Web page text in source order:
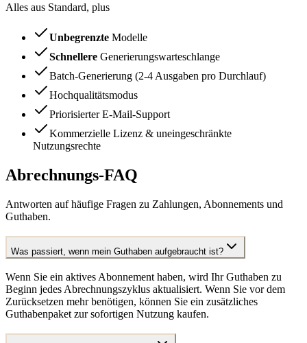
Alles aus Standard, plus
Unbegrenzte Modelle
Schnellere Generierungswarteschlange
Batch-Generierung (2-4 Ausgaben pro Durchlauf)
Hochqualitätsmodus
Priorisierter E-Mail-Support
Kommerzielle Lizenz & uneingeschränkte
Nutzungsrechte
Abrechnungs-FAQ
Antworten auf häufige Fragen zu Zahlungen, Abonnements und
Guthaben.
Was passiert, wenn mein Guthaben aufgebraucht ist?
Wenn Sie ein aktives Abonnement haben, wird Ihr Guthaben zu
Beginn jedes Abrechnungszyklus aktualisiert. Wenn Sie vor dem
Zurücksetzen mehr benötigen, können Sie ein zusätzliches
Guthabenpaket zur sofortigen Nutzung kaufen.